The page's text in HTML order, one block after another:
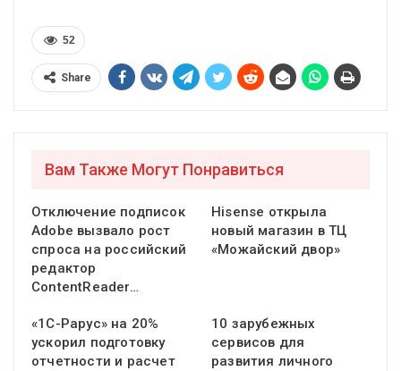
52
Share
Вам Также Могут Понравиться
Отключение подписок
Adobe вызвало рост
спроса на российский
редактор
ContentReader…
Hisense открыла
новый магазин в ТЦ
«Можайский двор»
«1С-Рарус» на 20%
ускорил подготовку
отчетности и расчет
10 зарубежных
сервисов для
развития личного